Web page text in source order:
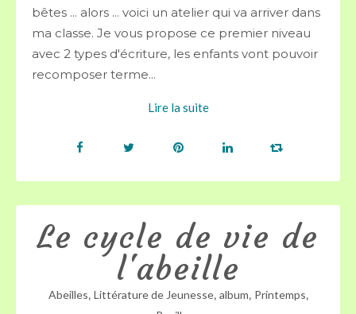
bêtes ... alors ... voici un atelier qui va arriver dans
ma classe. Je vous propose ce premier niveau
avec 2 types d'écriture, les enfants vont pouvoir
recomposer terme...
Lire la suite
Le cycle de vie de
l'abeille
Abeilles, Littérature de Jeunesse, album, Printemps,